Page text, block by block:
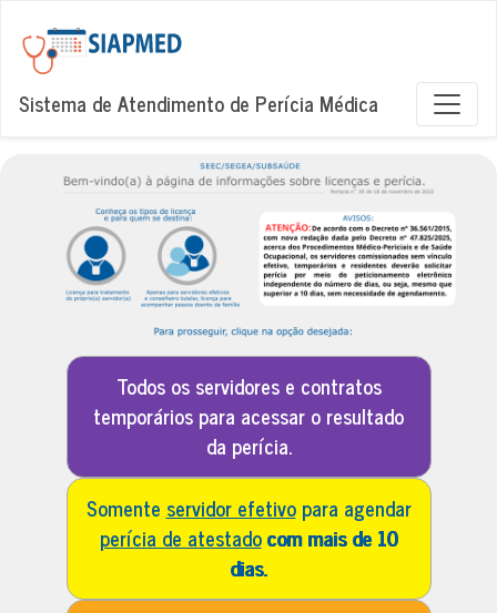
Sistema de Atendimento de Perícia Médica
Todos os servidores e contratos
temporários para acessar o resultado
da perícia.
Somente servidor efetivo
para agendar
perícia de atestadocom mais de 10
dias.